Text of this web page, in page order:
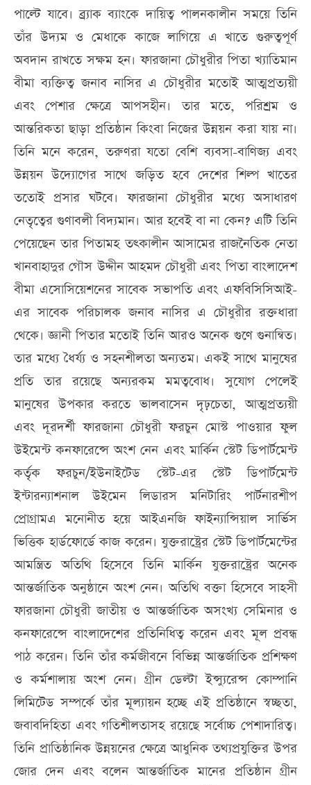
পাল্টে যাবে। ব্র্যাক ব্যাংকে দায়িত্ব পালনকালীন সময়ে তিনি
তাঁর উদ্যম ও মেধাকে কাজে লাগিয়ে এ খাতে গুরুত্বপূর্ণ
অবদান রাখতে সক্ষম হন। ফারজানা চৌধুরীর পিতা খ্যাতিমান
বীমা ব্যক্তিত্ব জনাব নাসির এ চৌধুরীর মতোই আত্মপ্রত্যয়ী
এবং পেশার ক্ষেত্রে আপসহীন। তার মতে, পরিশ্রম ও
আন্তরিকতা ছাড়া প্রতিষ্ঠান কিংবা নিজের উন্নয়ন করা যায় না।
তিনি মনে করেন, তরুণরা যতো বেশি ব্যবসা-বাণিজ্য এবং
উন্নয়ন উদ্যোগের সাথে জড়িত হবে দেশের শিল্প খাতের
ততোই প্রসার ঘটবে। ফারজানা চৌধুরীর মধ্যে অসাধারণ
নেতৃত্বের গুণাবলী বিদ্যমান। আর হবেই বা না কেন? এটি তিনি
পেয়েছেন তার পিতামহ তৎকালীন আসামের রাজনৈতিক নেতা
খানবাহাদুর গৌস উদ্দীন আহমদ চৌধুরী এবং পিতা বাংলাদেশ
বীমা এসোসিয়েশনের সাবেক সভাপতি এবং এফবিসিসিআই-
এর সাবেক পরিচালক জনাব নাসির এ চৌধুরীর রক্তধারা
থেকে। জ্ঞানী পিতার মতোই তিনি আরও অনেক গুণে গুনান্বিত।
তার মধ্যে ধৈর্য্য ও সহনশীলতা অন্যতম। একই সাথে মানুষের
প্রতি তার রয়েছে অন্যরকম মমত্ববোধ। সুযোগ পেলেই
মানুষের উপকার করতে ভালবাসেন দৃঢ়চেতা, আত্মপ্রত্যয়ী
এবং দূরদর্শী ফারজানা চৌধুরী ফরচুন মোস্ট পাওয়ার ফুল
উইমেন্ট কনফারেন্সে অংশ নেন এবং মার্কিন স্টেট ডিপার্টমেন্ট
কর্তৃক ফরচুন/ইউনাইটেড স্টেট-এর স্টেট ডিপার্টমেন্ট
ইন্টারন্যাশনাল উইমেন লিডারস মনিটারিং পার্টনারশীপ
প্রোগ্রামএ মনোনীত হয়ে আইএনজি ফাইন্যান্সিয়াল সার্ভিস
ভিত্তিক হার্ডফোর্ডে কাজ করেন। যুক্তরাষ্ট্রের স্টেট ডিপার্টমেন্টের
আমন্ত্রিত অতিথি হিসেবে তিনি মার্কিন যুক্তরাষ্ট্রের অনেক
আন্তর্জাতিক অনুষ্ঠানে অংশ নেন। অতিথি বক্তা হিসেবে সাহসী
ফারজানা চৌধুরী জাতীয় ও আন্তর্জাতিক অসংখ্য সেমিনার ও
কনফারেন্সে বাংলাদেশের প্রতিনিধিত্ব করেন এবং মূল প্রবন্ধ
পাঠ করেন। তিনি তাঁর কর্মজীবনে বিভিন্ন আন্তর্জাতিক প্রশিক্ষণ
ও কর্মশালায় অংশ নেন। গ্রীন ডেল্টা ইন্স্যুরেন্স কোম্পানি
লিমিটেড সম্পর্কে তাঁর মূল্যায়ন হচ্ছে এই প্রতিষ্ঠানে স্বচ্ছতা,
জবাবদিহিতা এবং গতিশীলতাসহ রয়েছে সর্বোচ্চ পেশাদারিত্ব।
তিনি প্রাতিষ্ঠানিক উন্নয়নের ক্ষেত্রে আধুনিক তথ্যপ্রযুক্তির উপর
জোর দেন এবং বলেন আন্তর্জাতিক মানের প্রতিষ্ঠান গ্রীন